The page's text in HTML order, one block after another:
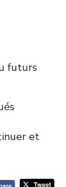
futurs
et